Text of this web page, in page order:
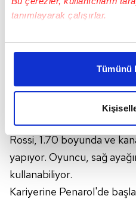
tanımlayarak çalışırlar.
Bu çerezlere izin vermeniz
daha iyi reklam deneyimi
amacımızın size daha iyi
elimizden gelen çabayı
kalemimiz olduğunu sizlere
Her halükârda, kullanıcılar,
takdirde, kullanıcılara hedefli
Tümünü
F.Bahçe'den
Rossi hamlesi!
DIEGO ROSSİ KİMDİR?
5 Mart 1998'de
Rossi, 1.70 boyunda ve
yapıyor. Oyuncu, sağ
kullanabiliyor.
Kariyerine Penarol'de